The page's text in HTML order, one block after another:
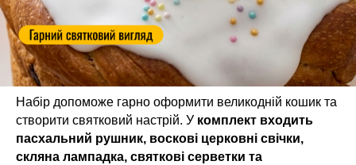
Набір допоможе гарно оформити великодній кошик та
створити святковий настрій. У комплект входить
пасхальний рушник, воскові церковні свічки,
скляна лампадка, святкові серветки та